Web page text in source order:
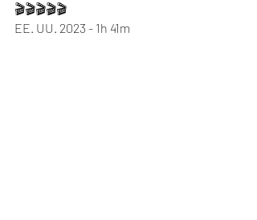
🎬🎬🎬🎬🎬
EE. UU. 2023 - 1h 41m